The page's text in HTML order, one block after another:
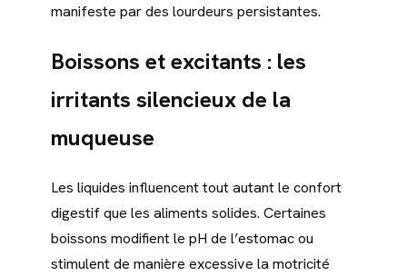
manifeste par des lourdeurs persistantes.
Boissons etexcitants : les
irritants silencieux de la
muqueuse
Les liquides influencent tout autant le confort
digestif que les aliments solides. Certaines
boissons modifient le pH de l’estomac ou
stimulent de manière excessive la motricité